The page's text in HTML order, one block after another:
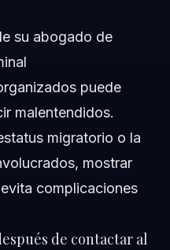
su abogado de
puede
malentendidos.
migratorio o la
mostrar
complicaciones
de contactar al